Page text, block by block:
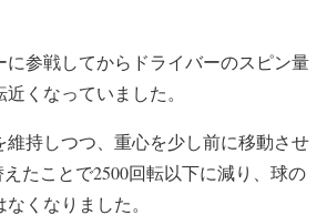
に参戦してからドライバーのスピン量
くなっていました。
維持しつつ、重心を少し前に移動させ
えたことで2500回転以下に減り、球の
くなりました。